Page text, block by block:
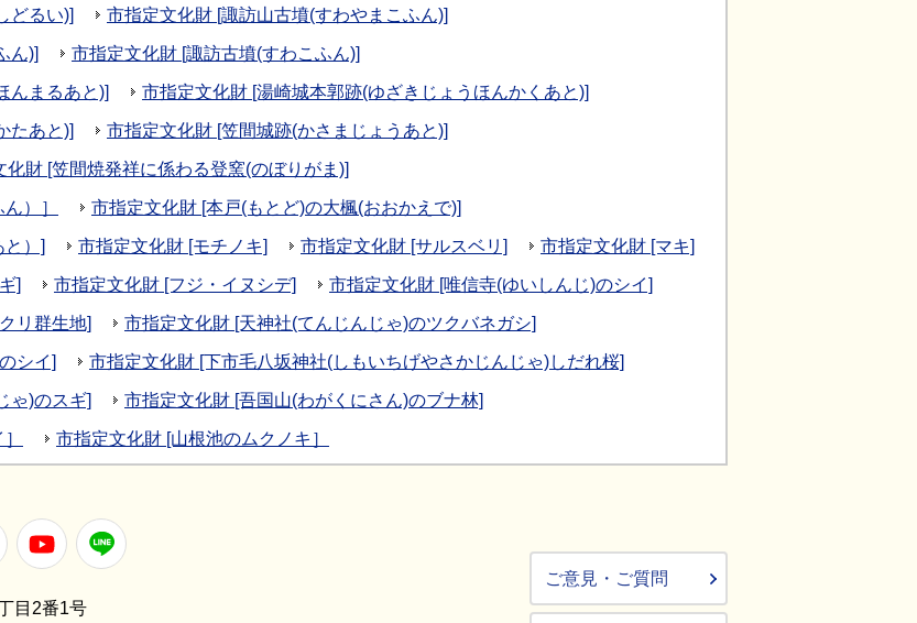
どるい)] 市指定文化財 [諏訪山古墳(すわやまこふん)]
ん)] 市指定文化財 [諏訪古墳(すわこふん)]
んまるあと)] 市指定文化財 [湯崎城本郭跡(ゆざきじょうほんかくあと)]
たあと)] 市指定文化財 [笠間城跡(かさまじょうあと)]
化財 [笠間焼発祥に係わる登窯(のぼりがま)]
）］ 市指定文化財 [本戸(もとど)の大楓(おおかえで)]
）] 市指定文化財 [モチノキ] 市指定文化財 [サルスベリ] 市指定文化財 [マキ]
] 市指定文化財 [フジ・イヌシデ] 市指定文化財 [唯信寺(ゆいしんじ)のシイ]
リ群生地] 市指定文化財 [天神社(てんじんじゃ)のツクバネガシ]
シイ] 市指定文化財 [下市毛八坂神社(しもいちげやさかじんじゃ)しだれ桜]
ゃ)のスギ] 市指定文化財 [吾国山(わがくにさん)のブナ林]
市指定文化財 [山根池のムクノキ］
InstagramYoutube
目2番1号
ご意見・ご質問